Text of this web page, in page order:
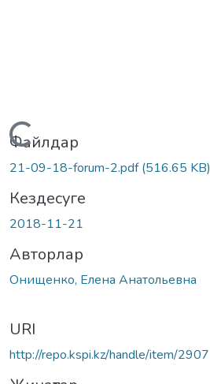
Жүктеу...
Файлдар
21-09-18-forum-2.pdf(516.65 KB)
Кездесуге
2018-11-21
Авторлар
Онищенко, Елена Анатольевна
URI
http://repo.kspi.kz/handle/item/2907